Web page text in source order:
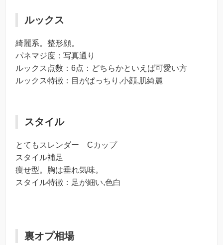
ルックス
綺麗系。整形顔。
パネマジ度：写真通り
ルックス点数：6点：どちらかといえば可愛い方
ルックス特徴：目がぱっちり,小顔,肌綺麗
スタイル
とてもスレンダー Cカップ
スタイル補足
痩せ型。胸は垂れ気味。
スタイル特徴：足が細い,色白
裏オプ相場